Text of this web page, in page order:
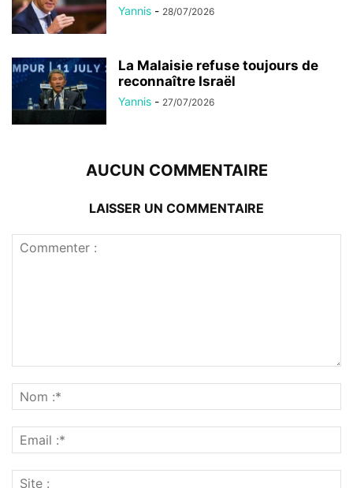
Yannis - 28/07/2026
La Malaisie refuse toujours de
reconnaître Israël
Yannis - 27/07/2026
AUCUN COMMENTAIRE
LAISSER UN COMMENTAIRE